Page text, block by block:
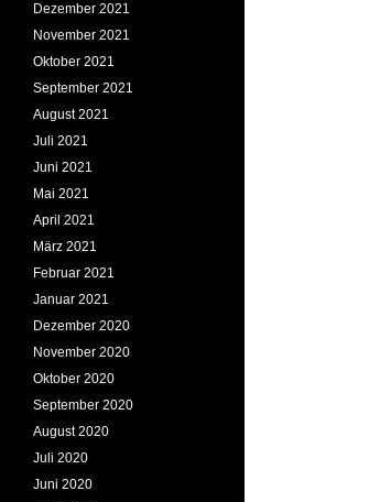
Dezember 2021
November 2021
Oktober 2021
September 2021
August 2021
Juli 2021
Juni 2021
Mai 2021
April 2021
März 2021
Februar 2021
Januar 2021
Dezember 2020
November 2020
Oktober 2020
September 2020
August 2020
Juli 2020
Juni 2020